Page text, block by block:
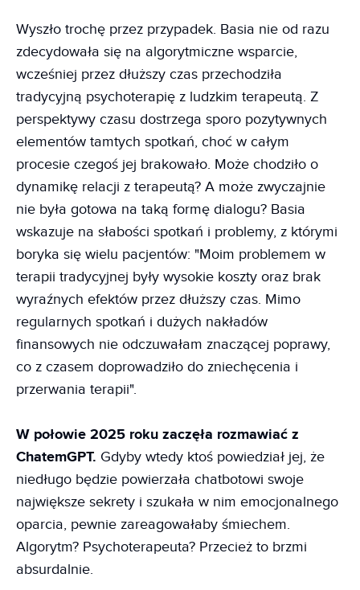
Wyszło trochę przez przypadek. Basia nie od razu
zdecydowała się na algorytmiczne wsparcie,
wcześniej przez dłuższy czas przechodziła
tradycyjną psychoterapię z ludzkim terapeutą. Z
perspektywy czasu dostrzega sporo pozytywnych
elementów tamtych spotkań, choć w całym
procesie czegoś jej brakowało. Może chodziło o
dynamikę relacji z terapeutą? A może zwyczajnie
nie była gotowa na taką formę dialogu? Basia
wskazuje na słabości spotkań i problemy, z którymi
boryka się wielu pacjentów: "Moim problemem w
terapii tradycyjnej były wysokie koszty oraz brak
wyraźnych efektów przez dłuższy czas. Mimo
regularnych spotkań i dużych nakładów
finansowych nie odczuwałam znaczącej poprawy,
co z czasem doprowadziło do zniechęcenia i
przerwania terapii".
W połowie 2025 roku zaczęła rozmawiać z
ChatemGPT. Gdyby wtedy ktoś powiedział jej, że
niedługo będzie powierzała chatbotowi swoje
największe sekrety i szukała w nim emocjonalnego
oparcia, pewnie zareagowałaby śmiechem.
Algorytm? Psychoterapeuta? Przecież to brzmi
absurdalnie.